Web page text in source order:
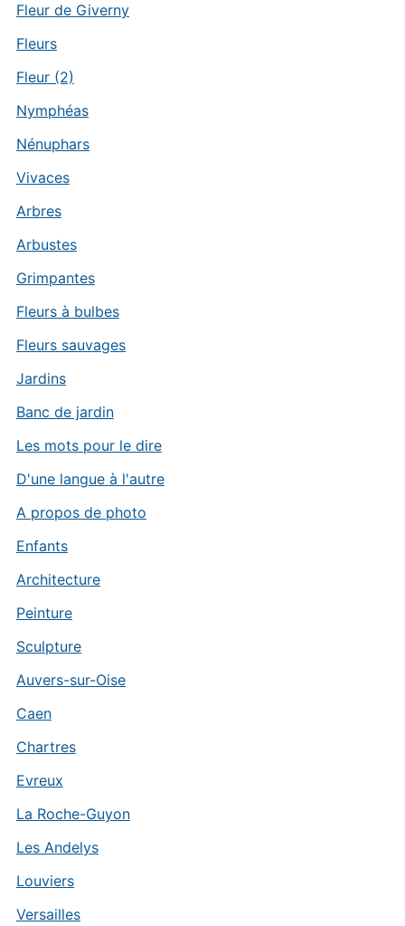
Fleur de Giverny
Fleurs
Fleur (2)
Nymphéas
Nénuphars
Vivaces
Arbres
Arbustes
Grimpantes
Fleurs à bulbes
Fleurs sauvages
Jardins
Banc de jardin
Les mots pour le dire
D'une langue à l'autre
A propos de photo
Enfants
Architecture
Peinture
Sculpture
Auvers-sur-Oise
Caen
Chartres
Evreux
La Roche-Guyon
Les Andelys
Louviers
Versailles